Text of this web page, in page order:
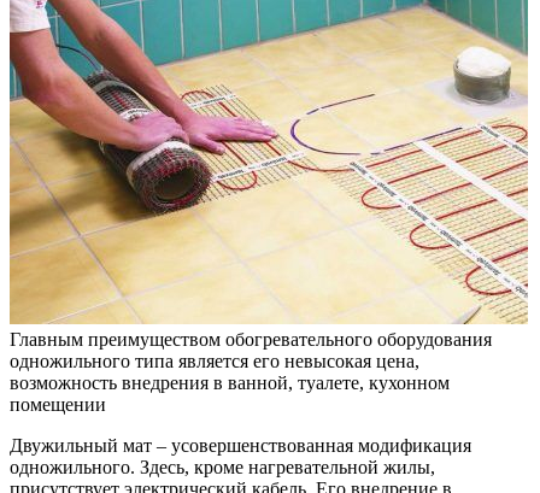
Главным преимуществом обогревательного оборудования
одножильного типа является его невысокая цена,
возможность внедрения в ванной, туалете, кухонном
помещении
Двужильный мат – усовершенствованная модификация
одножильного. Здесь, кроме нагревательной жилы,
присутствует электрический кабель. Его внедрение в